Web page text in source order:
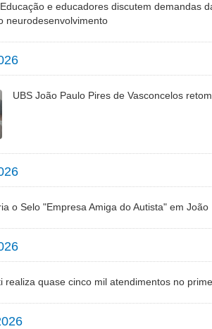
e educadores discutem demandas
neurodesenvolvimento
UBS João Paulo Pires de Vasconcelos
o Selo "Empresa Amiga do Autista" em
realiza quase cinco mil atendimentos no